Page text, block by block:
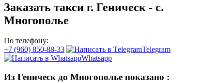
Заказать такси г. Геническ - с.
Многополье
По телефону:
+7 (960) 850-88-33
Telegram
Whatsapp
Из Геническ до Многополье показано :